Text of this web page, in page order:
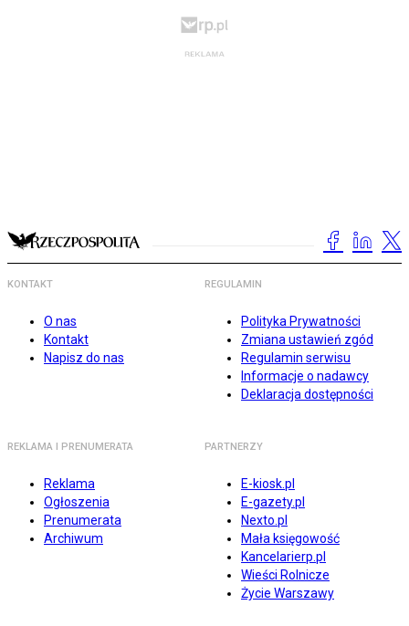
KONTAKT
O nas
Kontakt
Napisz do nas
REGULAMIN
Polityka Prywatności
Zmiana ustawień zgód
Regulamin serwisu
Informacje o nadawcy
Deklaracja dostępności
REKLAMA I PRENUMERATA
Reklama
Ogłoszenia
Prenumerata
Archiwum
PARTNERZY
E-kiosk.pl
E-gazety.pl
Nexto.pl
Mała księgowość
Kancelarierp.pl
Wieści Rolnicze
Życie Warszawy